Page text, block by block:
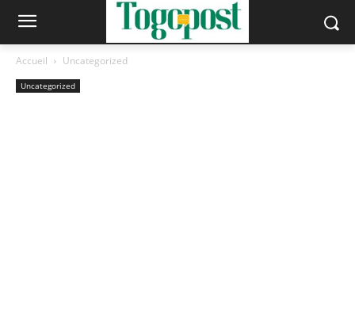
Accueil Uncategorized
Uncategorized